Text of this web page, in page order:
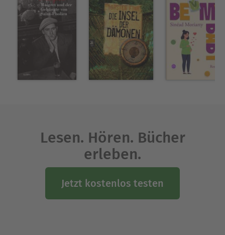
Lesen. Hören. Bücher
erleben.
Jetzt kostenlos testen